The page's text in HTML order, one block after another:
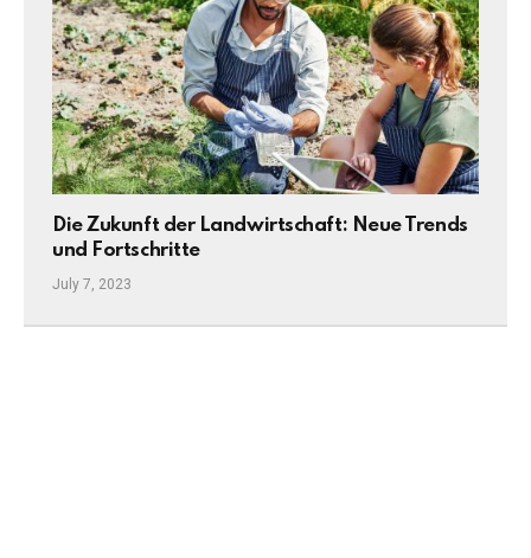
Die Zukunft der Landwirtschaft: Neue Trends
und Fortschritte
July 7, 2023